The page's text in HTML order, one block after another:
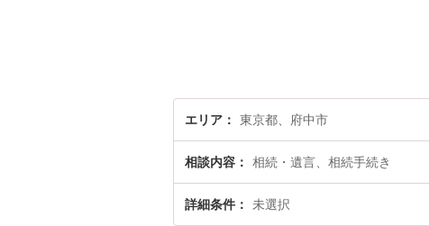
エリア 東京都、府中市
相談内容 相続・遺言、相続手続き
詳細条件 未選択